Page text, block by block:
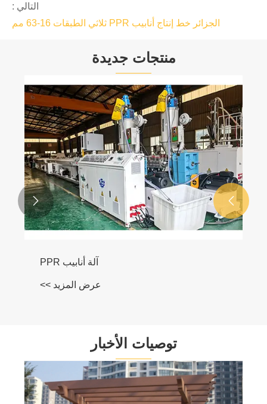
التالي :
الجزائر خط إنتاج أنابيب PPR ثلاثي الطبقات 16-63 مم
منتجات جديدة
آلة أنابيب PPR
عرض المزيد >>


توصيات الأخبار